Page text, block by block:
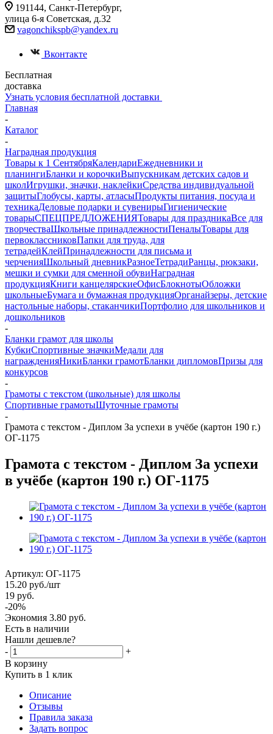
191144, Санкт-Петербург,
улица 6-я Советская, д.32
vagonchikspb@yandex.ru
Вконтакте
Бесплатная
доставка
Узнать условия бесплатной доставки
Главная
-
Каталог
-
Наградная продукция
Товары к 1 СентябряКалендариЕжедневники и
планингиБланки и корочкиВыпускникам детских садов и
школИгрушки, значки, наклейкиСредства индивидуальной
защитыГлобусы, карты, атласыПродукты питания, посуда и
техникаДеловые подарки и сувенирыГигиенические
товарыСПЕЦПРЕДЛОЖЕНИЯТовары для праздникаВсе для
творчестваШкольные принадлежностиПеналыТовары для
первоклассниковПапки для труда, для
тетрадейКлейПринадлежности для письма и
черченияШкольный дневникРазноеТетрадиРанцы, рюкзаки,
мешки и сумки для сменной обувиНаградная
продукцияКниги канцелярскиеОфисБлокнотыОбложки
школьныеБумага и бумажная продукцияОрганайзеры, детские
настольные наборы, стаканчикиПортфолио для школьников и
дошкольников
-
Бланки грамот для школы
КубкиСпортивные значкиМедали для
награжденияНикиБланки грамотБланки дипломовПризы для
конкурсов
-
Грамоты с текстом (школьные) для школы
Спортивные грамотыШуточные грамоты
-
Грамота с текстом - Диплом За успехи в учёбе (картон 190 г.)
ОГ-1175
Грамота с текстом - Диплом За успехи
в учёбе (картон 190 г.) ОГ-1175
Артикул: ОГ-1175
15.20 руб./шт
19 руб.
-20%
Экономия 3.80 руб.
Есть в наличии
Нашли дешевле?
-
+
В корзину
Купить в 1 клик
Описание
Отзывы
Правила заказа
Задать вопрос